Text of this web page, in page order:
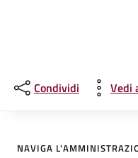
Condividi Vedi
NAVIGA